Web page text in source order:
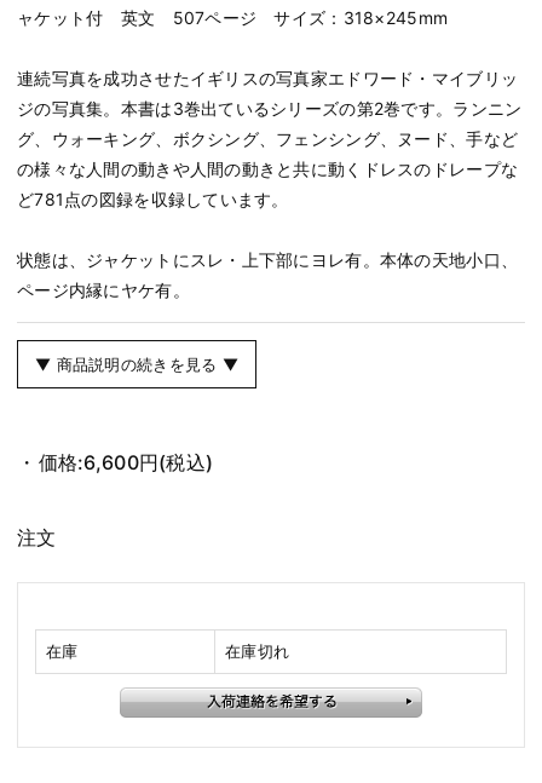
ャケット付 英文 507ページ サイズ：318×245mm
連続写真を成功させたイギリスの写真家エドワード・マイブリッ
ジの写真集。本書は3巻出ているシリーズの第2巻です。ランニン
グ、ウォーキング、ボクシング、フェンシング、ヌード、手など
の様々な人間の動きや人間の動きと共に動くドレスのドレープな
ど781点の図録を収録しています。
状態は、ジャケットにスレ・上下部にヨレ有。本体の天地小口、
ページ内縁にヤケ有。
▼ 商品説明の続きを見る ▼
価格:6,600円(税込)
注文
在庫 在庫切れ